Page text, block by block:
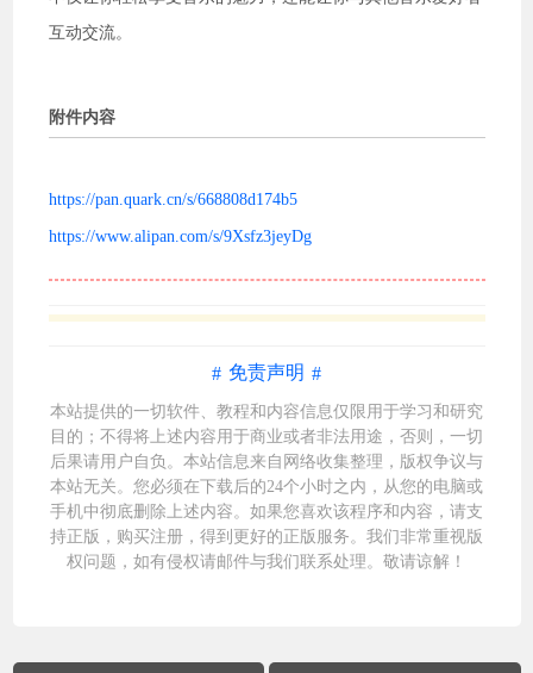
互动交流。
附件内容
https://pan.quark.cn/s/668808d174b5
https://www.alipan.com/s/9Xsfz3jeyDg
免责声明
本站提供的一切软件、教程和内容信息仅限用于学习和研究
目的；不得将上述内容用于商业或者非法用途，否则，一切
后果请用户自负。本站信息来自网络收集整理，版权争议与
本站无关。您必须在下载后的24个小时之内，从您的电脑或
手机中彻底删除上述内容。如果您喜欢该程序和内容，请支
持正版，购买注册，得到更好的正版服务。我们非常重视版
权问题，如有侵权请邮件与我们联系处理 。敬请谅解！